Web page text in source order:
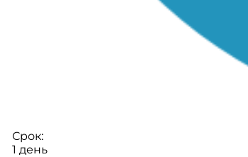
Срок:
1 день